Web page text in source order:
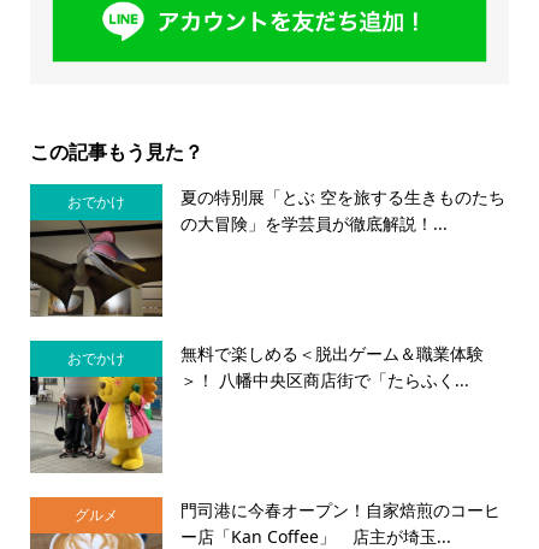
この記事もう見た？
おでかけ
夏の特別展「とぶ 空を旅する生きものたち
の大冒険」を学芸員が徹底解説！...
おでかけ
無料で楽しめる＜脱出ゲーム＆職業体験
＞！ 八幡中央区商店街で「たらふく...
グルメ
門司港に今春オープン！自家焙煎のコーヒ
ー店「Kan Coffee」 店主が埼玉...